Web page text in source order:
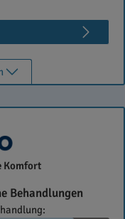
Komfort
Behandlungen